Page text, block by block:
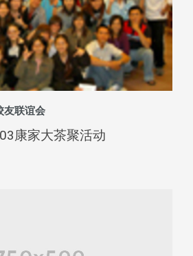
友联谊会
康家大茶聚活动